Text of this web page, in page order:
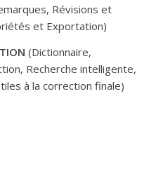
Révisions et
et Exportation)
(Dictionnaire,
Recherche intelligente,
à la correction finale)